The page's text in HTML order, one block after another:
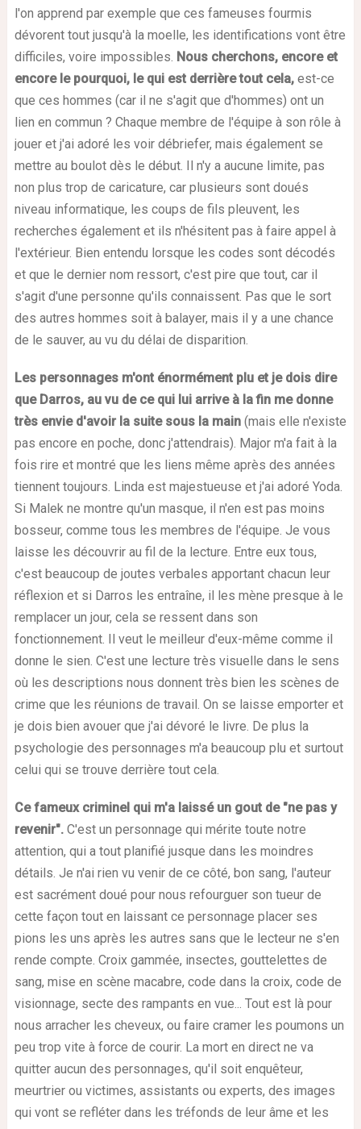
l'on apprend par exemple que ces fameuses fourmis
dévorent tout jusqu'à la moelle, les identifications vont être
difficiles, voire impossibles. Nous cherchons, encore et
encore le pourquoi, le qui est derrière tout cela, est-ce
que ces hommes (car il ne s'agit que d'hommes) ont un
lien en commun ? Chaque membre de l'équipe à son rôle à
jouer et j'ai adoré les voir débriefer, mais également se
mettre au boulot dès le début. Il n'y a aucune limite, pas
non plus trop de caricature, car plusieurs sont doués
niveau informatique, les coups de fils pleuvent, les
recherches également et ils n'hésitent pas à faire appel à
l'extérieur. Bien entendu lorsque les codes sont décodés
et que le dernier nom ressort, c'est pire que tout, car il
s'agit d'une personne qu'ils connaissent. Pas que le sort
des autres hommes soit à balayer, mais il y a une chance
de le sauver, au vu du délai de disparition.
Les personnages m'ont énormément plu et je dois dire
que Darros, au vu de ce qui lui arrive à la fin me donne
très envie d'avoir la suite sous la main(mais elle n'existe
pas encore en poche, donc j'attendrais). Major m'a fait à la
fois rire et montré que les liens même après des années
tiennent toujours. Linda est majestueuse et j'ai adoré Yoda.
Si Malek ne montre qu'un masque, il n'en est pas moins
bosseur, comme tous les membres de l'équipe. Je vous
laisse les découvrir au fil de la lecture. Entre eux tous,
c'est beaucoup de joutes verbales apportant chacun leur
réflexion et si Darros les entraîne, il les mène presque à le
remplacer un jour, cela se ressent dans son
fonctionnement. Il veut le meilleur d'eux-même comme il
donne le sien. C'est une lecture très visuelle dans le sens
où les descriptions nous donnent très bien les scènes de
crime que les réunions de travail. On se laisse emporter et
je dois bien avouer que j'ai dévoré le livre. De plus la
psychologie des personnages m'a beaucoup plu et surtout
celui qui se trouve derrière tout cela.
Ce fameux criminel qui m'a laissé un gout de "ne pas y
revenir". C'est un personnage qui mérite toute notre
attention, qui a tout planifié jusque dans les moindres
détails. Je n'ai rien vu venir de ce côté, bon sang, l'auteur
est sacrément doué pour nous refourguer son tueur de
cette façon tout en laissant ce personnage placer ses
pions les uns après les autres sans que le lecteur ne s'en
rende compte. Croix gammée, insectes, gouttelettes de
sang, mise en scène macabre, code dans la croix, code de
visionnage, secte des rampants en vue... Tout est là pour
nous arracher les cheveux, ou faire cramer les poumons un
peu trop vite à force de courir. La mort en direct ne va
quitter aucun des personnages, qu'il soit enquêteur,
meurtrier ou victimes, assistants ou experts, des images
qui vont se refléter dans les tréfonds de leur âme et les